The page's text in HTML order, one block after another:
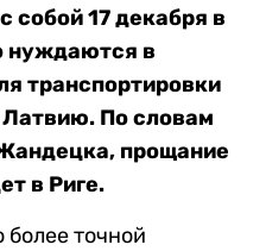
собой 17 декабря в
нуждаются в
транспортировки
Латвию. По словам
прощание
в Риге.
точной